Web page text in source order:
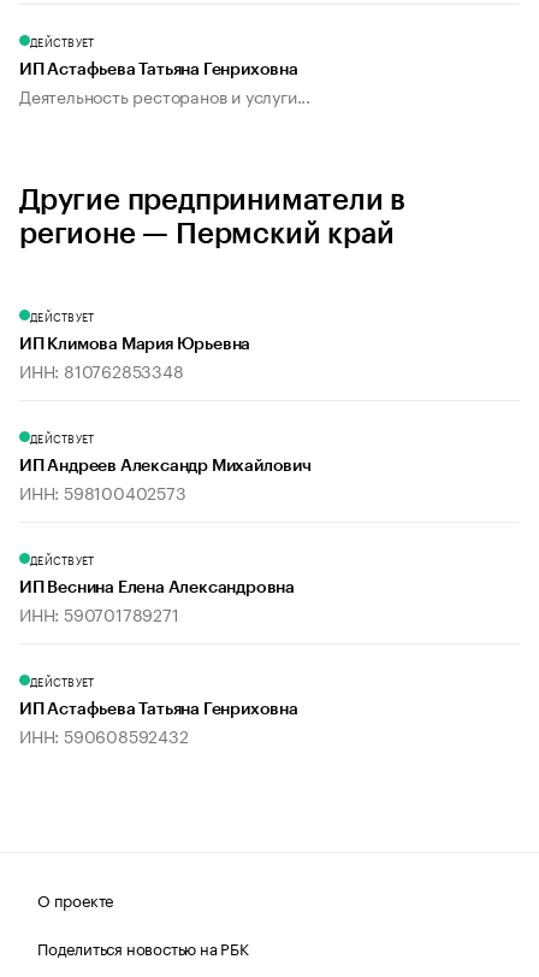
ДЕЙСТВУЕТ
ИП Астафьева Татьяна Генриховна
Деятельность ресторанов и услуги...
Другие предприниматели в
регионе — Пермский край
ДЕЙСТВУЕТ
ИП Климова Мария Юрьевна
ИНН: 810762853348
ДЕЙСТВУЕТ
ИП Андреев Александр Михайлович
ИНН: 598100402573
ДЕЙСТВУЕТ
ИП Веснина Елена Александровна
ИНН: 590701789271
ДЕЙСТВУЕТ
ИП Астафьева Татьяна Генриховна
ИНН: 590608592432
О проекте
Поделиться новостью на РБК